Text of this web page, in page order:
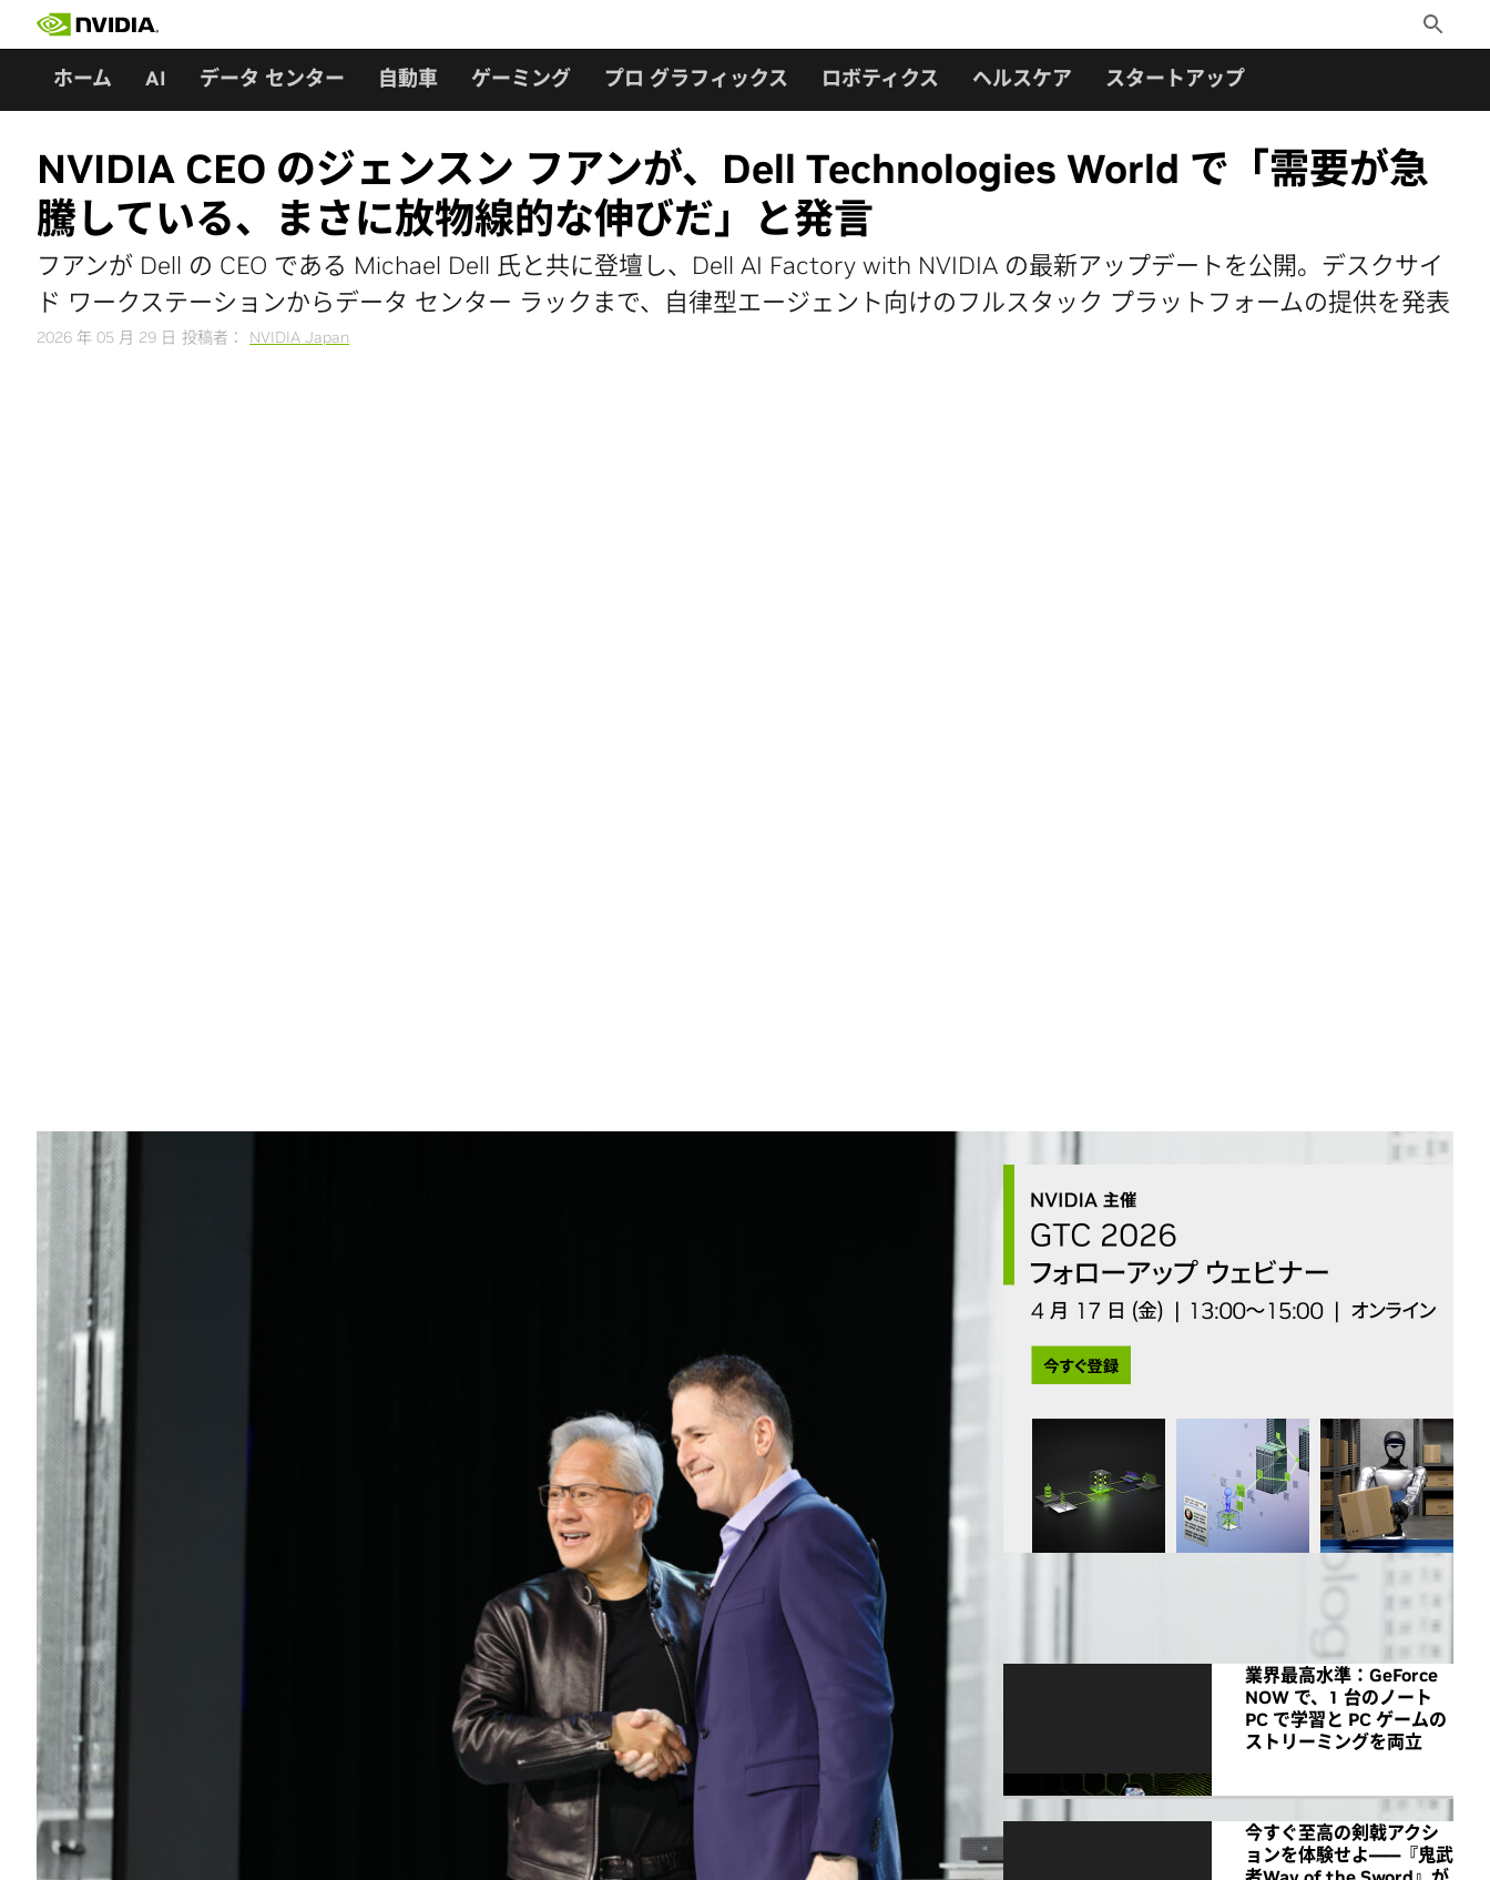
Toggle
Search
ホーム AI データ センター 自動車 ゲーミング プロ グラフィックス ロボティクス ヘルスケア スタートアップ
NVIDIA CEO のジェンスン フアンが、Dell Technologies World で「需要が急
騰している、まさに放物線的な伸びだ」と発言
フアンが Dell の CEO である Michael Dell 氏と共に登壇し、Dell AI Factory with NVIDIA の最新アップデートを公開。デスクサイ
ド ワークステーションからデータ センター ラックまで、自律型エージェント向けのフルスタック プラットフォームの提供を発表
2026 年 05 月 29 日 投稿者： NVIDIA Japan
Share
これが、今月の Dell Technologies World で Michael Dell 氏が示したビジョンです。Dell 氏は、世界
全体での AI インフラへの投資額が 2030 年までに 3 兆から 4 兆ドルに達する可能性があり、トークン
消費量は同時期に 3,400% 増加すると予測されるとして、その規模感を示しました。
「既に大規模な AI 投資ブームが始まっており、生産性向上のブームも始まりつつあります。当社を含
む一部の企業では、既にその動きが見られます。変化のスピードは放物線的に加速しており、その勢い
続いて Dell の会長兼 CEO である Dell 氏は、NVIDIA の創業者/CEO であるジェンスン フアン (Jensen
Huang) を基調講演のステージに迎えました。フアンの背後には、Dell Pro Max with GB10 ワークス
テーションから、NVIDIA Vera Rubin NVL72 を搭載した Dell PowerRack まで、NVIDIA のポートフォ
「私たちは今、実用的な AI の時代に到達しました。これこそが、需要が急騰している理由、まさに放
物線的に伸びている理由です。今では、数か月かかっていた作業が数週間で、数週間かかっていた作業
が数日で、数日かかっていた作業が数時間で済むようになりました。これは生産性の面では大きな前
進ですが、必要な計算量は飛躍的に増大しています」とフアンは述べています。
業界最高水準：GeForce
NOW で、1 台のノート
PC で学習と PC ゲームの
ストリーミングを両立
今すぐ至高の剣戟アクシ
ョンを体験せよ――『鬼武